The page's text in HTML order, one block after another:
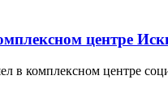
центре
комплексном центре